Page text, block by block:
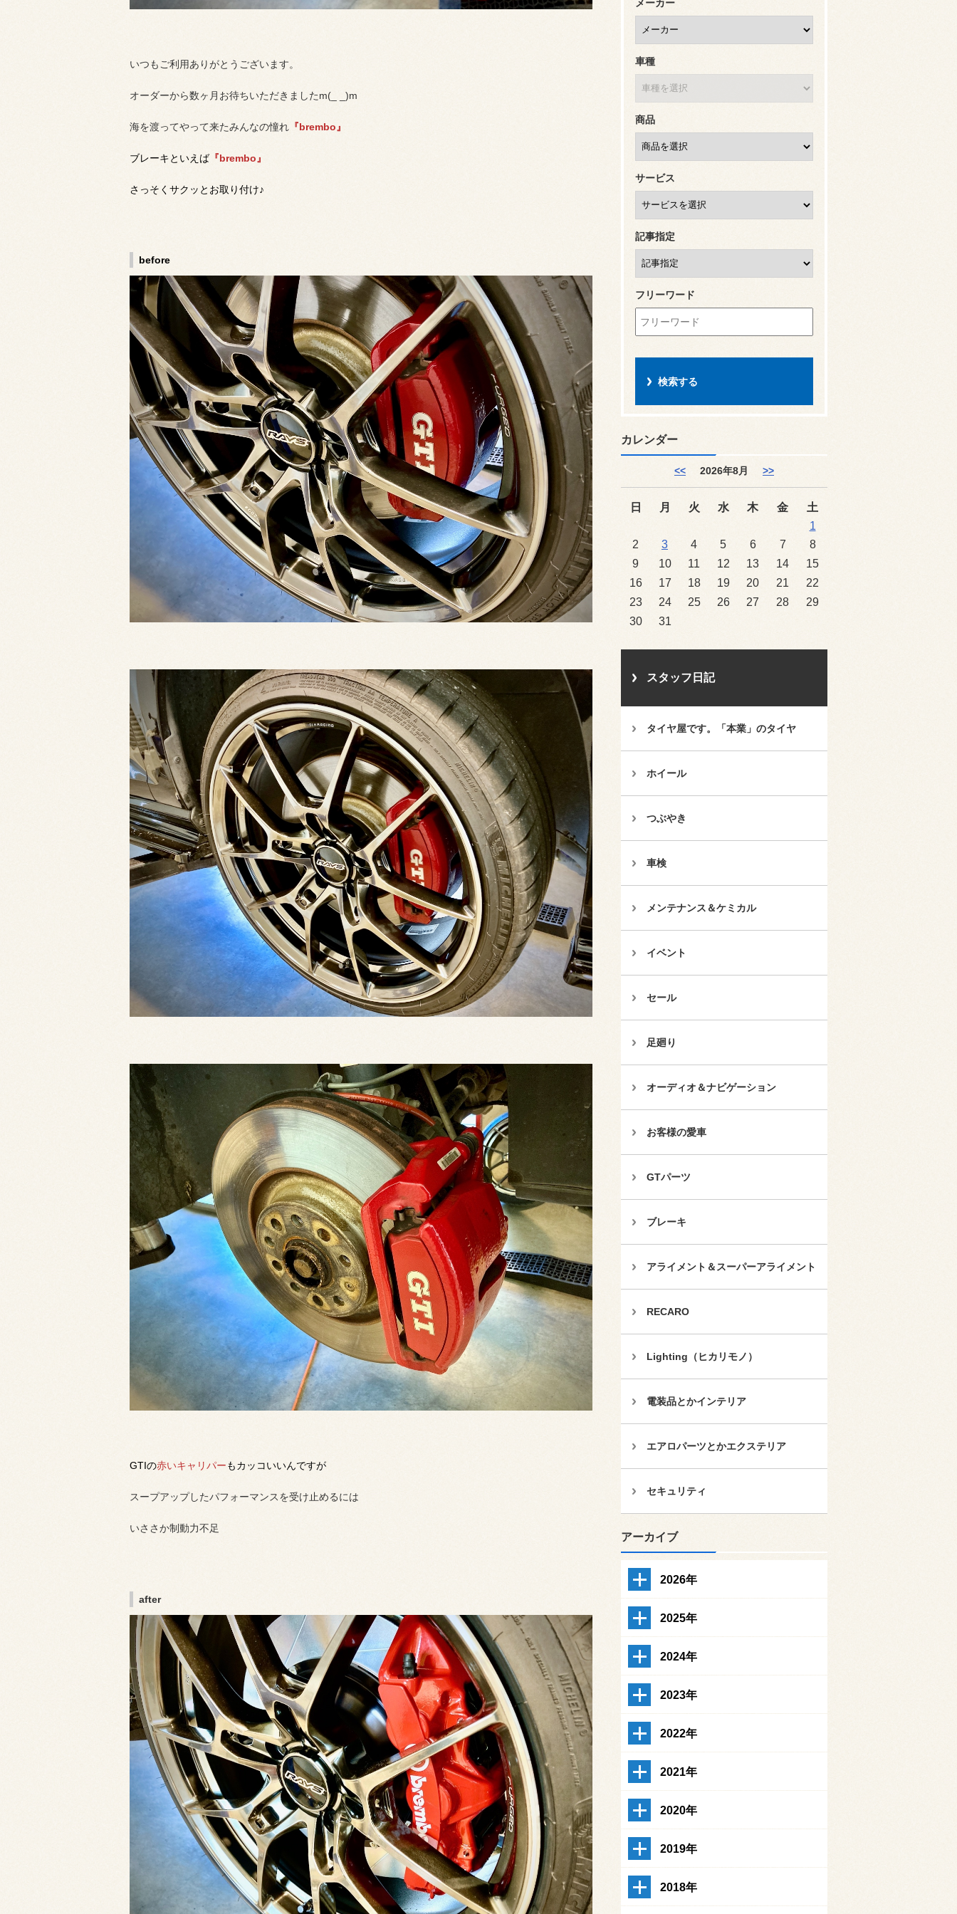
いつもご利用ありがとうございます。
オーダーから数ヶ月お待ちいただきましたm(_ _)m
海を渡ってやって来たみんなの憧れ 『brembo』
ブレーキといえば『brembo』
さっそくサクッとお取り付け♪
before
GTIの赤いキャリパーもカッコいいんですが
スープアップしたパフォーマンスを受け止めるには
いささか制動力不足
after
メーカー
車種
商品
サービス
記事指定
フリーワード
カレンダー
<< 2026年8月 >>
日 月 火 水 木 金
土
1
2
3 4 5 6 7
8
9
10 11 12 13 14
15
16
17 18 19 20 21
22
23
24 25 26 27 28
29
30
31
スタッフ日記
タイヤ屋です。「本業」のタイヤ
ホイール
つぶやき
車検
メンテナンス＆ケミカル
イベント
セール
足廻り
オーディオ＆ナビゲーション
お客様の愛車
GTパーツ
ブレーキ
アライメント＆スーパーアライメント
RECARO
Lighting（ヒカリモノ）
電装品とかインテリア
エアロパーツとかエクステリア
セキュリティ
アーカイブ
2026年
2025年
2024年
2023年
2022年
2021年
2020年
2019年
2018年